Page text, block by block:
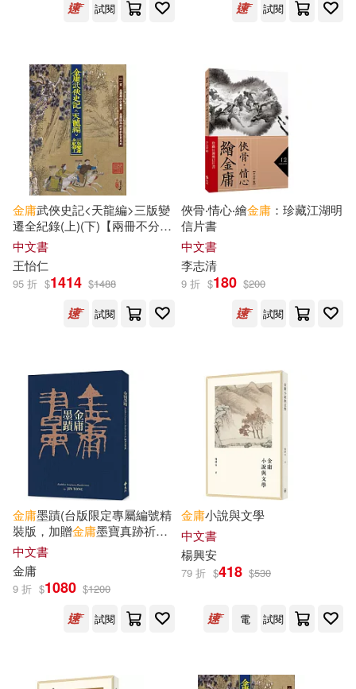
徐岱(1) 愚夫(1)
戈革(1) 新浪網友 著(1)
明報出版社(1) 曹布拉(1)
朱建軍(1)
李今庸(1) 李以建(1)
李攀 國繪(1) 李攀，國繪(1)
李篤捷(1) 李金庸(1)
林保淳(1)
林敏玄(1)
柏楊 林清玄等(1) 楊莉歌(1)
汪靜波(1) 沈威風(1)
千華駐科技(1)
南方日報出版社(1)
南海出版公司(1) 印刻(1)
吉林出版集團有限責任公司(1)
品林數位文化出版社(1)
大石(1) 大象出版社(1)
大都會文化事業有限公司(1)
好年華(1)
安徽人民出版社(1)
山東人民出版社(1)
試閱
試閱
金庸武俠史記<天龍編>三版變
遷全紀錄(上)(下)【兩冊不分
售】(POD)
中文書
王怡仁
95 折 $1414 $1488
試閱
俠骨‧情心‧繪金庸 ：珍藏江湖明
信片書
中文書
李志清
9 折 $180 $200
試閱
金庸墨蹟(台版限定專屬編號精
裝版，加贈金庸墨寶真跡祈福
卡)
中文書
金庸
9 折 $1080 $1200
試閱
金庸小說與文學
中文書
楊興安
79 折 $418 $530
電 試閱